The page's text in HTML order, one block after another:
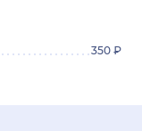
350 ₽